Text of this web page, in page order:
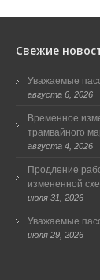
Свежие
Уважаемые
августа 6, 2026
Временное
трамвайного
августа 4, 2026
Продление
измененной
июля 31, 2026
Уважаемые
июля 29, 2026